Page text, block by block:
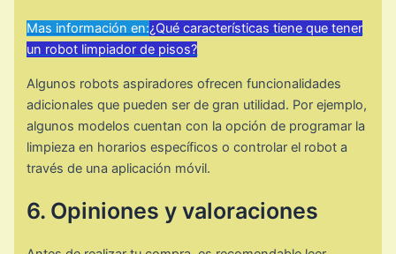
Mas información en:¿Qué características tiene que tener
un robot limpiador de pisos?
Algunos robots aspiradores ofrecen funcionalidades
adicionales que pueden ser de gran utilidad. Por ejemplo,
algunos modelos cuentan con la opción de programar la
limpieza en horarios específicos o controlar el robot a
través de una aplicación móvil.
6. Opiniones y valoraciones